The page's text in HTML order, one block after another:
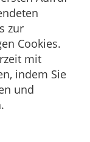
zur
Cookies.
mit
indem Sie
und